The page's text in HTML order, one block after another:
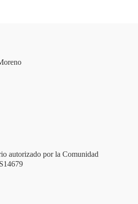
autorizado por la Comunidad